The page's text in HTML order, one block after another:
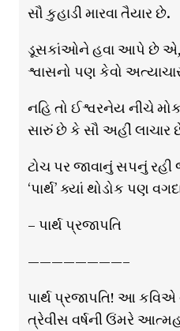
સૌ કુહાડી મારવા તૈયાર છે.
ડૂસકાંઓને હવા આપે છે એ,
શ્વાસનો પણ કેવો
નહિ તો ઈશ્વરનેય નીચે
સારું છે કે સૌ અહીં લાચાર
ટોચ પર જાવાનું સપનું
‘પાર્થ’ ક્યાં થોડોક પણ
– પાર્થ પ્રજાપતિ
————————–
પાર્થ પ્રજાપતિ! આ કવિએ
ત્રેવીસ વર્ષની ઉંમરે